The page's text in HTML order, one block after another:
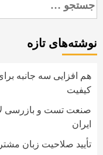
برای:
نوشته‌های تازه
هم افزایی سه جانبه
کیفیت
صنعت تست و بازرسی
ایران
تأیید صلاحیت زبان